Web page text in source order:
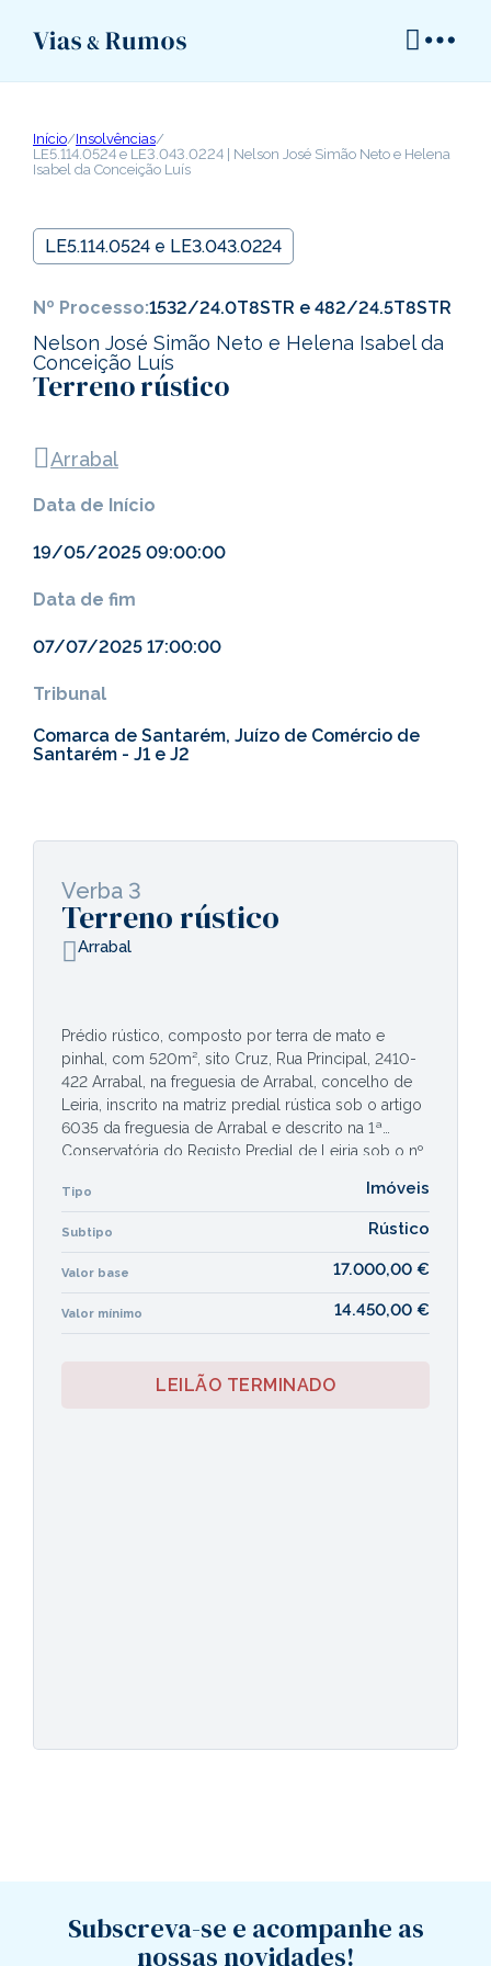
Início/Insolvências/
LE5.114.0524 e LE3.043.0224 | Nelson José Simão Neto e Helena
Isabel da Conceição Luís
LE5.114.0524 e LE3.043.0224
Nº Processo:1532/24.0T8STR e 482/24.5T8STR
Nelson José Simão Neto e Helena Isabel da
Conceição Luís
Terreno rústico
Arrabal
Data de Início
19/05/2025 09:00:00
Data de fim
07/07/2025 17:00:00
Tribunal
Comarca de Santarém, Juízo de Comércio de
Santarém - J1 e J2
Verba 3
Terreno rústico
Arrabal
Prédio rústico, composto por terra de mato e
pinhal, com 520m², sito Cruz, Rua Principal, 2410-
422 Arrabal, na freguesia de Arrabal, concelho de
Leiria, inscrito na matriz predial rústica sob o artigo
6035 da freguesia de Arrabal e descrito na 1ª
Conservatória do Registo Predial de Leiria sob o nº
Tipo Imóveis
Subtipo Rústico
Valor base 17.000,00 €
Valor mínimo 14.450,00 €
LEILÃO TERMINADO
Subscreva-se e acompanhe as
nossas novidades!